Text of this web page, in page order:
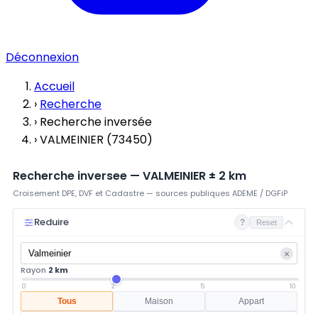
Déconnexion
Accueil
› Recherche
› Recherche inversée
›VALMEINIER (73450)
Recherche inversee — VALMEINIER ± 2 km
Croisement DPE, DVF et Cadastre — sources publiques ADEME / DGFiP
Reduire ? Reset
×
Rayon 2 km
0 2 5 10
Tous Maison Appart